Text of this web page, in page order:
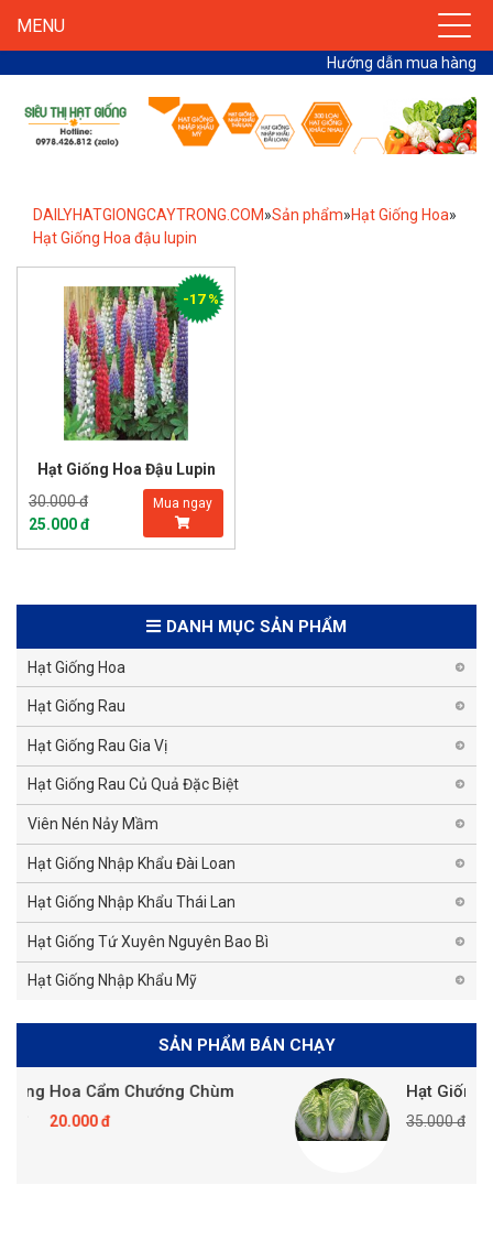
MENU
Hướng dẫn mua hàng
DAILYHATGIONGCAYTRONG.COM»Sản phẩm»Hạt Giống Hoa»
Hạt Giống Hoa đậu lupin
Hạt Giống Hoa Đậu Lupin
30.000 đ
25.000 đ
Mua ngay
-17 %
DANH MỤC SẢN PHẨM
Hạt Giống Hoa
Hạt Giống Rau
Hạt Giống Rau Gia Vị
Hạt Giống Rau Củ Quả Đặc Biệt
Viên Nén Nảy Mầm
Hạt Giống Nhập Khẩu Đài Loan
Hạt Giống Nhập Khẩu Thái Lan
Hạt Giống Tứ Xuyên Nguyên Bao Bì
Hạt Giống Nhập Khẩu Mỹ
SẢN PHẨM BÁN CHẠY
Cẩm Chướng Chùm Hạt Giống Cải Thảo
35.000 đ 20.000 đ